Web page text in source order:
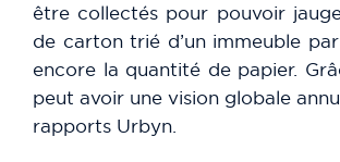
être collectés pour pouvoir
de carton trié d’un immeuble
encore la quantité de papier.
peut avoir une vision globale
rapports Urbyn.